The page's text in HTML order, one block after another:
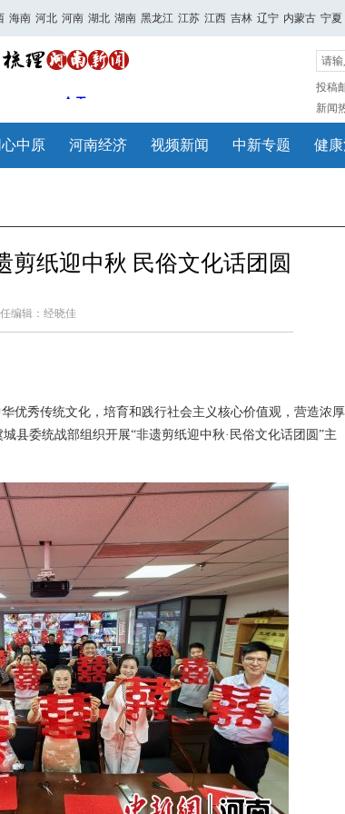
海南 河北 河南 湖北 湖南 黑龙江 江苏 江西 吉林 辽宁 内蒙古 宁夏
投稿
新闻
心中原 河南经济 视频新闻 中新专题 健
剪纸迎中秋 民俗文化话团圆
编辑：经晓佳
秀传统文化，培育和践行社会主义核心价值观，营造浓厚
县委统战部组织开展“非遗剪纸迎中秋·民俗文化话团圆”主